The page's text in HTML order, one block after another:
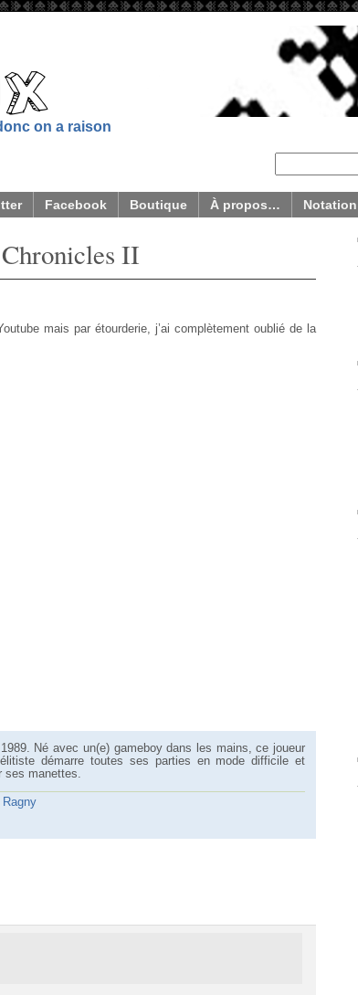
on a raison
Facebook Boutique À propos… Notation
II
mais par étourderie, j’ai complètement oublié de la
Né avec un(e) gameboy dans les mains, ce joueur
démarre toutes ses parties en mode difficile et
ses manettes.
Ragny